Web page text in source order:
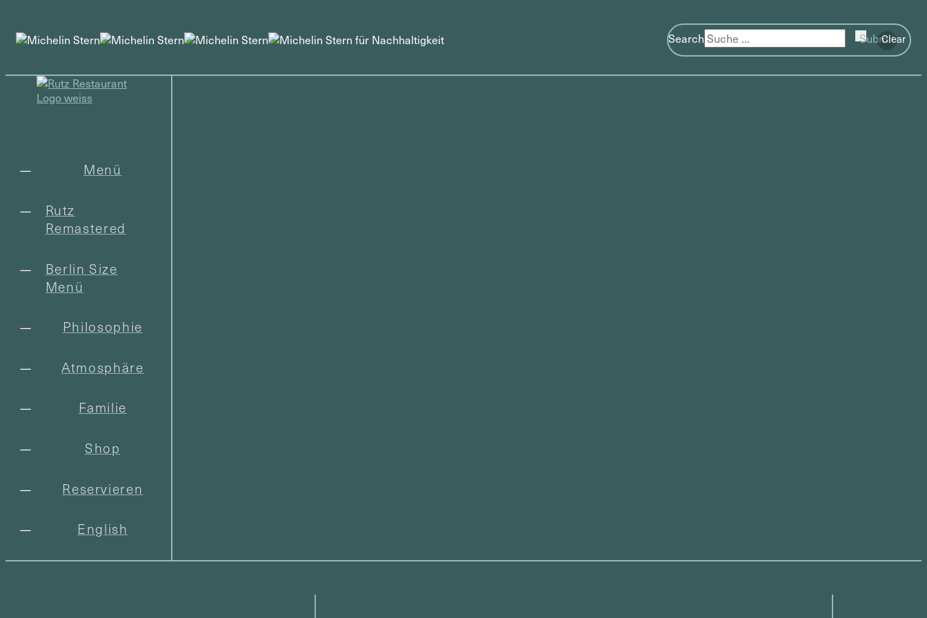
Search Submit
Clear
Menü
Rutz
Remastered
Berlin Size
Menü
Philosophie
Atmosphäre
Familie
Shop
Reservieren
English